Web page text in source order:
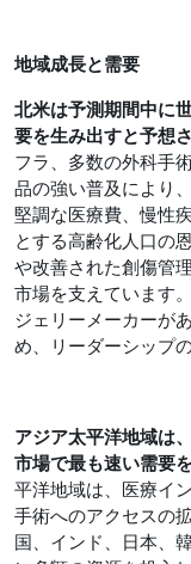
地域成長と需要
北米は予測期間中に
要を生み出すと予想
フラ、多数の外科手
品の強い普及により
堅調な医療費、慢性
とする高齢化人口の
や改善された創傷管
市場を支えています
ジェリーメーカーが
め、リーダーシップ
アジア太平洋地域は
市場で最も速い需要
平洋地域は、医療イ
手術へのアクセスの
国、インド、日本、